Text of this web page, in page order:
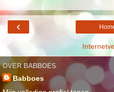
‹
OVER BABBOES
Babboes